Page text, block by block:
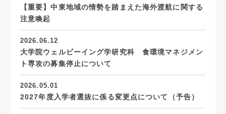
【重要】中東地域の情勢を踏まえた海外渡航に関する
注意喚起
2026.06.12
大学院ウェルビーイング学研究科 食環境マネジメン
ト専攻の募集停止について
2026.05.01
2027年度入学者選抜に係る変更点について（予告）